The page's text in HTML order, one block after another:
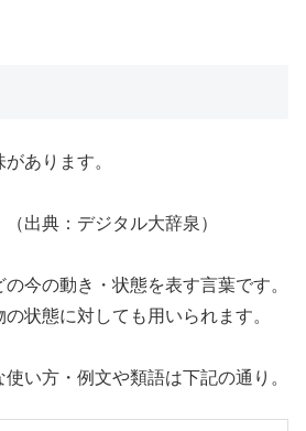
あります。
（出典：デジタル大辞泉）
今の動き・状態を表す言葉です。
状態に対しても用いられます。
い方・例文や類語は下記の通り。